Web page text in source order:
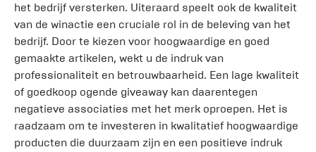
het bedrijf versterken. Uiteraard speelt ook de kwaliteit
van de winactie een cruciale rol in de beleving van het
bedrijf. Door te kiezen voor hoogwaardige en goed
gemaakte artikelen, wekt u de indruk van
professionaliteit en betrouwbaarheid. Een lage kwaliteit
of goedkoop ogende giveaway kan daarentegen
negatieve associaties met het merk oproepen. Het is
raadzaam om te investeren in kwalitatief hoogwaardige
producten die duurzaam zijn en een positieve indruk